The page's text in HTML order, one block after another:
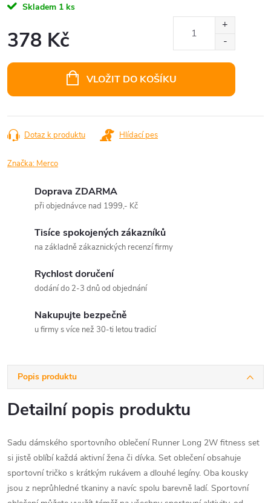
Skladem 1 ks
378 Kč
VLOŽIT DO KOŠÍKU
Dotaz k produktu Hlídací pes
Značka: Merco
Doprava ZDARMA
při objednávce nad 1999,- Kč
Tisíce spokojených zákazníků
na základně zákaznických recenzí firmy
Rychlost doručení
dodání do 2-3 dnů od objednání
Nakupujte bezpečně
u firmy s více než 30-ti letou tradicí
Popis produktu
Detailní popis produktu
Sadu dámského sportovního oblečení Runner Long 2W fitness set
si jistě oblíbí každá aktivní žena či dívka. Set oblečení obsahuje
sportovní tričko s krátkým rukávem a dlouhé legíny. Oba kousky
jsou z neprůhledné tkaniny a navíc spolu barevně ladí. Sportovní